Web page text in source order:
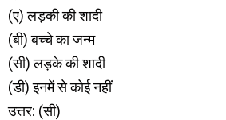
(ए) लड़की की शादी
(बी) बच्चे का जन्म
(सी) लड़के की शादी
(डी) इनमें से कोई नहीं
उत्तर: (सी)